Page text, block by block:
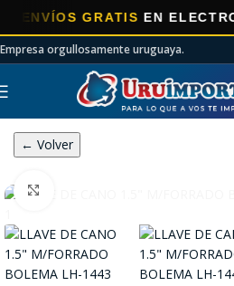
GRATISEN ELECTRO
Empresa orgullosamente uruguaya.
← Volver